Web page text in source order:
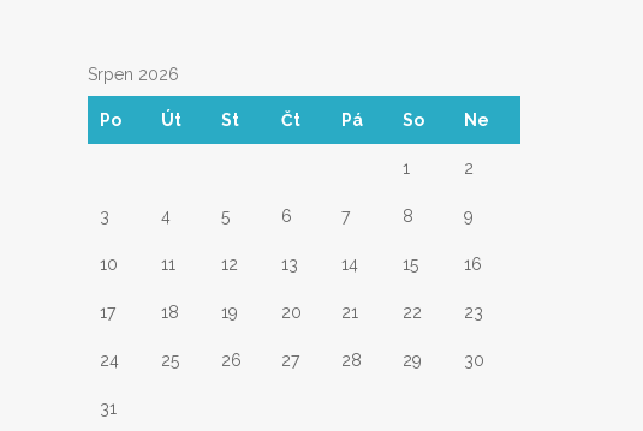
Srpen 2026
Po Út St Čt Pá So Ne
1 2
3 4 5 6 7 8 9
10 11 12 13 14 15 16
17 18 19 20 21 22 23
24 25 26 27 28 29 30
31